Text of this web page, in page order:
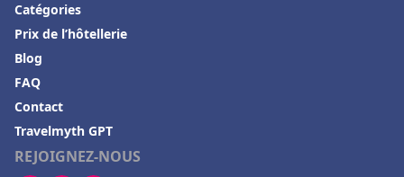
REJOIGNEZ-NOUS
Catégories
Prix de l’hôtellerie
Blog
FAQ
Contact
Travelmyth GPT